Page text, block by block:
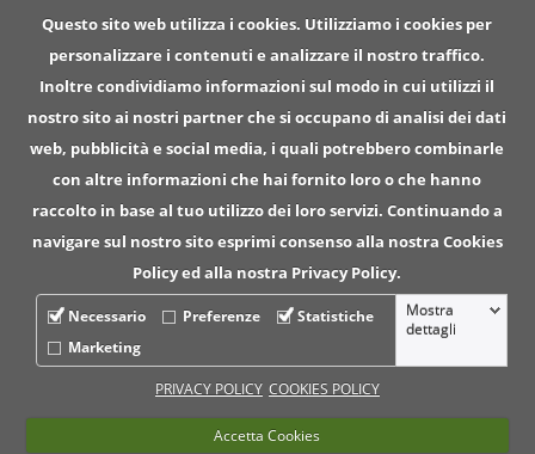
Questo sito web utilizza i cookies. Utilizziamo i cookies per
personalizzare i contenuti e analizzare il nostro traffico.
Inoltre condividiamo informazioni sul modo in cui utilizzi il
nostro sito ai nostri partner che si occupano di analisi dei dati
web, pubblicità e social media, i quali potrebbero combinarle
con altre informazioni che hai fornito loro o che hanno
raccolto in base al tuo utilizzo dei loro servizi. Continuando a
navigare sul nostro sito esprimi consenso alla nostra Cookies
Policy ed alla nostra Privacy Policy.
Necessario Preferenze
Statistiche
Marketing
Mostra
dettagli
PRIVACY POLICY COOKIES POLICY
Accetta Cookies